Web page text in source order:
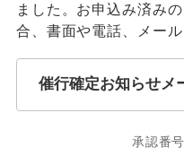
ました。お申込み済み
合、書面や電話、メー
催行確定お知らせメ
承認番